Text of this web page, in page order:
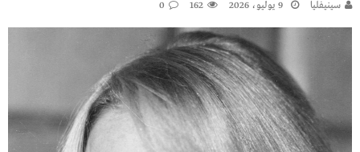
سينيفليا 9 يوليو، 2026 162
0